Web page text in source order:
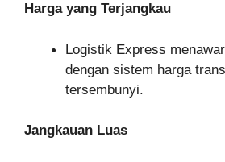
Harga yang Terjangkau
Logistik Express
dengan sistem harga
tersembunyi.
Jangkauan Luas